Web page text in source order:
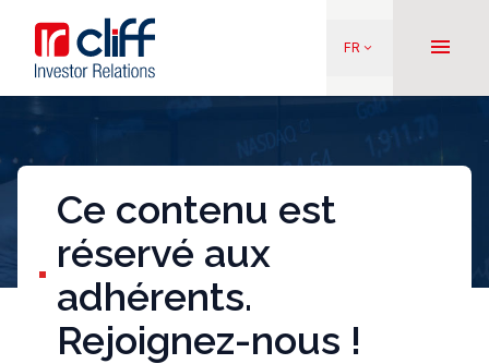
contenu
principal
Aller directement au contenu
FR keyboard_arrow_down menu
Ce contenu est
réservé aux
adhérents.
Rejoignez-nous !